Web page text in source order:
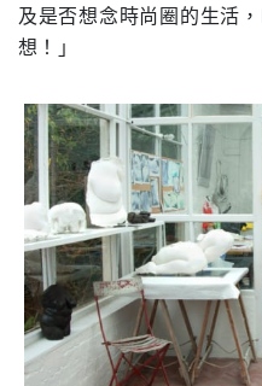
及是否想念時尚圈的生活
想！」